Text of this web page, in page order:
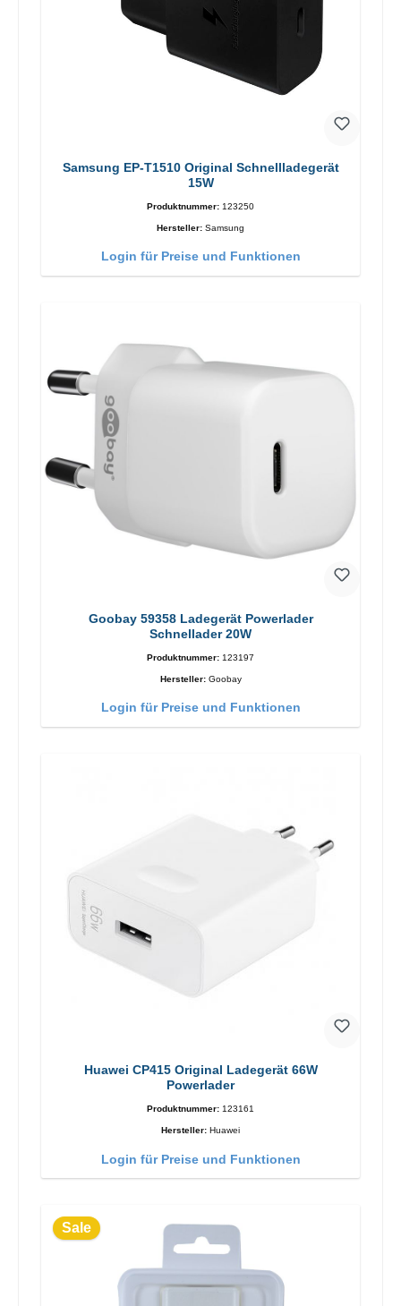
Samsung EP-T1510 Original Schnellladegerät
15W
Produktnummer: 123250
Hersteller: Samsung
Login für Preise und Funktionen
Goobay 59358 Ladegerät Powerlader
Schnellader 20W
Produktnummer: 123197
Hersteller: Goobay
Login für Preise und Funktionen
Huawei CP415 Original Ladegerät 66W
Powerlader
Produktnummer: 123161
Hersteller: Huawei
Login für Preise und Funktionen
Sale